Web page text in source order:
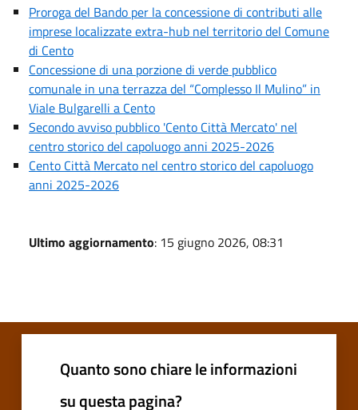
Proroga del Bando per la concessione di contributi alle
imprese localizzate extra-hub nel territorio del Comune
di Cento
Concessione di una porzione di verde pubblico
comunale in una terrazza del “Complesso Il Mulino” in
Viale Bulgarelli a Cento
Secondo avviso pubblico 'Cento Città Mercato' nel
centro storico del capoluogo anni 2025-2026
Cento Città Mercato nel centro storico del capoluogo
anni 2025-2026
Ultimo aggiornamento: 15 giugno 2026, 08:31
Quanto sono chiare le informazioni
su questa pagina?